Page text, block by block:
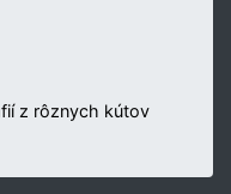
z rôznych kútov